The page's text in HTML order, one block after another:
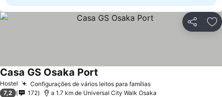
Partilhar
Hostel Configurações de vários leitos para famílias
Casa GS Osaka Port
7,2 172 a 1.7 km de Universal City Walk Osaka